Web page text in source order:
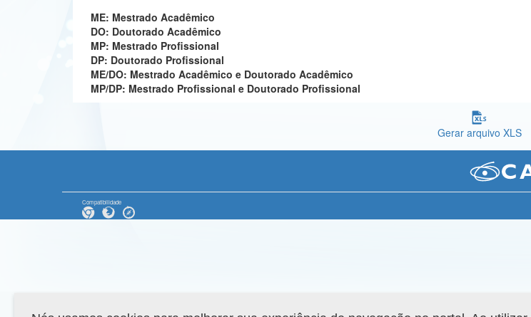
ME: Mestrado Acadêmico
DO: Doutorado Acadêmico
MP: Mestrado Profissional
DP: Doutorado Profissional
ME/DO: Mestrado Acadêmico e Doutorado Acadêmico
MP/DP: Mestrado Profissional e Doutorado Profissional
Gerar arquivo XLS
Compatibilidade